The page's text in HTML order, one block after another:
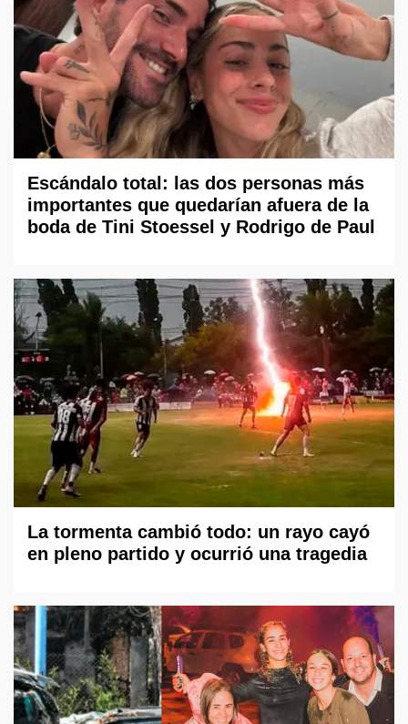
Escándalo total: las dos personas más
importantes que quedarían afuera de la
boda de Tini Stoessel y Rodrigo de Paul
La tormenta cambió todo: un rayo cayó
en pleno partido y ocurrió una tragedia